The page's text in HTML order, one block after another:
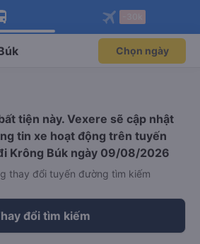
Vexere ngay!
đãi thành viên độc
Mở app
Vexere
khi đặt vé máy bay qua
Mở app
Chọn ngày
tiện này. Vexere sẽ cập nhật
tin xe hoạt động trên tuyến
Krông Búk ngày 09/08/2026
thay đổi tuyến đường tìm kiếm
đổi tìm kiếm